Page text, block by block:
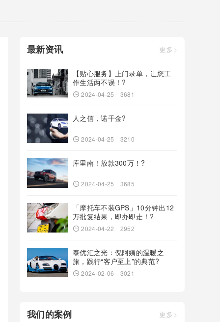
最新资讯 更多>
【贴心服务】上门录单，让您工
作生活两不误！?
2024-04-25 3681
人之信，诺千金?
2024-04-25 3210
库里南！放款300万！?
2024-04-25 3685
「摩托车不装GPS」10分钟出12
万批复结果，即办即走！?
2024-04-22 2952
泰优汇之光：倪阿姨的温暖之
旅，践行“客户至上”的典范?
2024-02-06 3021
我们的案例 更多>